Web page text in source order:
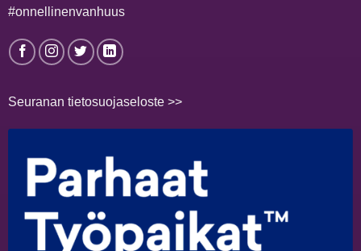
#onnellinenvanhuus
Seuranan tietosuojaseloste >>